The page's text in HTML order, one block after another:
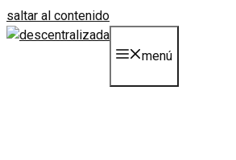
saltar al contenido
menú